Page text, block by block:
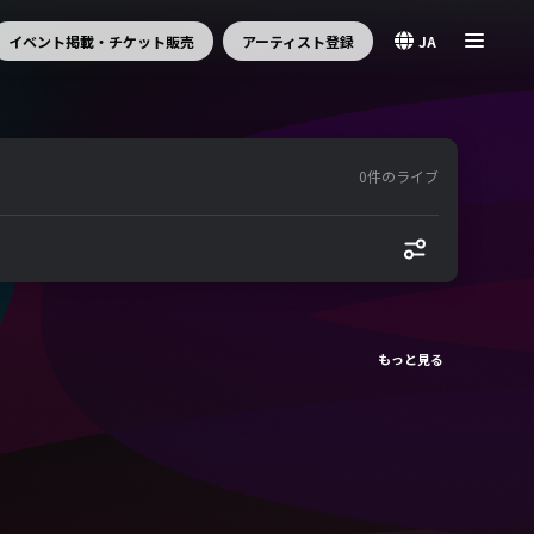
イベント掲載・チケット販売 アーティスト登録 JA
0件のライブ